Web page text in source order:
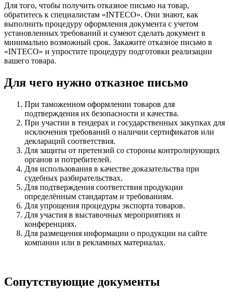
Для того, чтобы получить отказное письмо на товар,
обратитесь к специалистам «INTECO». Они знают, как
выполнить процедуру оформления документа с учетом
установленных требований и сумеют сделать документ в
минимально возможный срок. Закажите отказное письмо в
«INTECO» и упростите процедуру подготовки реализации
вашего товара.
Для чего нужно отказное письмо
При таможенном оформлении товаров для
подтверждения их безопасности и качества.
При участии в тендерах и государственных закупках для
исключения требований о наличии сертификатов или
деклараций соответствия.
Для защиты от претензий со стороны контролирующих
органов и потребителей.
Для использования в качестве доказательства при
судебных разбирательствах.
Для подтверждения соответствия продукции
определённым стандартам и требованиям.
Для упрощения процедуры экспорта товаров.
Для участия в выставочных мероприятиях и
конференциях.
Для размещения информации о продукции на сайте
компании или в рекламных материалах.
Сопутствующие документы